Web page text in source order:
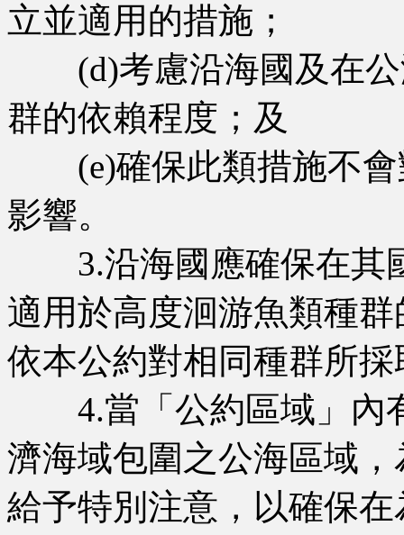
立並適用的措施；
(d)考慮沿海國及在公
群的依賴程度；及
(e)確保此類措施不會
影響。
3.沿海國應確保在其
適用於高度洄游魚類種
依本公約對相同種群所
4.當「公約區域」內
濟海域包圍之公海區域
給予特別注意，以確保